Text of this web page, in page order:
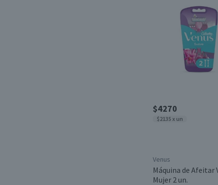
$4270
$2135 x un
Venus
Máquina de Afeitar
Mujer 2 un.